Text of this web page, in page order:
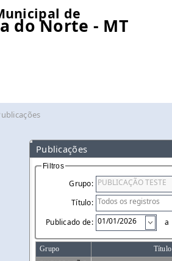
de
do Norte - MT
Publicações
Filtros
Grupo:
Título:
Publicado de:
a
Grupo Título